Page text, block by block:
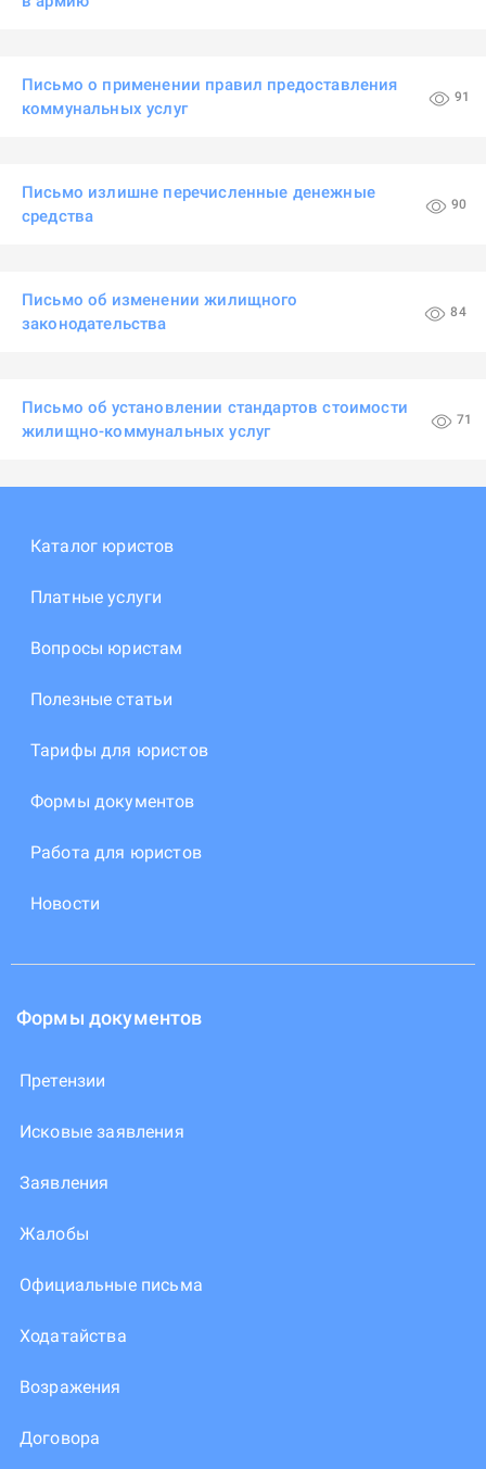
Письмо о применении правил предоставления
коммунальных услуг
91
Письмо излишне перечисленные денежные
средства
90
Письмо об изменении жилищного
законодательства
84
Письмо об установлении стандартов стоимости
жилищно-коммунальных услуг
71
Каталог юристов
Платные услуги
Вопросы юристам
Полезные статьи
Тарифы для юристов
Формы документов
Работа для юристов
Новости
Формы документов
Претензии
Исковые заявления
Заявления
Жалобы
Официальные письма
Ходатайства
Возражения
Договора